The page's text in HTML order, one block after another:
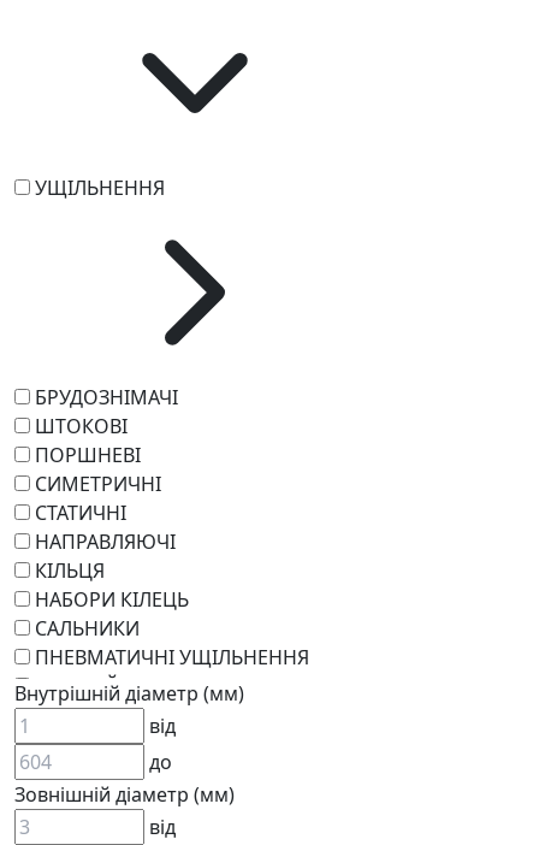
УЩІЛЬНЕННЯ
БРУДОЗНІМАЧІ
ШТОКОВІ
ПОРШНЕВІ
СИМЕТРИЧНІ
СТАТИЧНІ
НАПРАВЛЯЮЧІ
КІЛЬЦЯ
НАБОРИ КІЛЕЦЬ
САЛЬНИКИ
ПНЕВМАТИЧНІ УЩІЛЬНЕННЯ
РОТАЦІЙНІ
РЕМКОМПЛЕКТИ
KARCHER
EPDM
СПЕЦІАЛЬНІ
ВСТАВКИ МУФТ (ЗІРОЧКИ)
Внутрішній діаметр (мм)
від
до
Зовнішній діаметр (мм)
від